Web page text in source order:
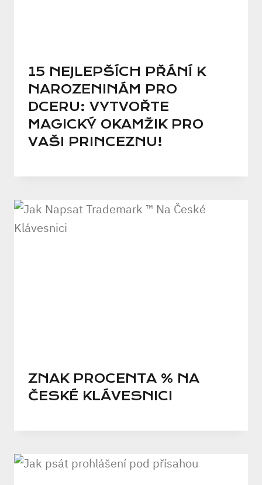
15 NEJLEPŠÍCH PŘÁNÍ K
NAROZENINÁM PRO
DCERU: VYTVOŘTE
MAGICKÝ OKAMŽIK PRO
VAŠI PRINCEZNU!
ZNAK PROCENTA % NA
ČESKÉ KLÁVESNICI